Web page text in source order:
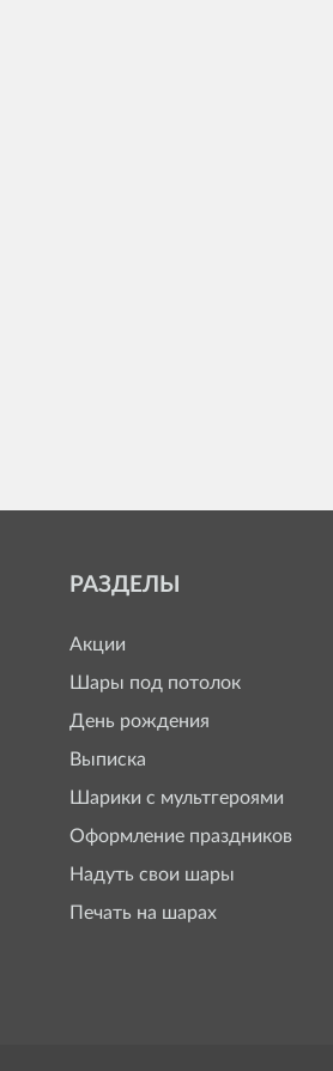
РАЗДЕЛЫ
Акции
Шары под потолок
День рождения
Выписка
Шарики с мультгероями
Оформление праздников
Надуть свои шары
Печать на шарах